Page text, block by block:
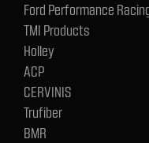
Ford Performance
TMI Products
Holley
ACP
CERVINIS
Trufiber
BMR